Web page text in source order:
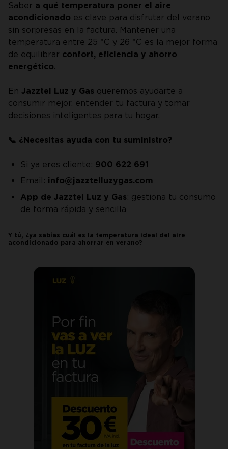
Saber a qué temperatura poner el aire
acondicionado es clave para disfrutar del verano
sin sorpresas en la factura. Mantener una
temperatura entre 25 °C y 26 °C es la mejor forma
de equilibrar confort, eficiencia y ahorro
energético.
En Jazztel Luz y Gas queremos ayudarte a
consumir mejor, entender tu factura y tomar
decisiones inteligentes para tu hogar.
📞 ¿Necesitas ayuda con tu suministro?
Si ya eres cliente: 900 622 691
Email: info@jazztelluzygas.com
App de Jazztel Luz y Gas: gestiona tu consumo
de forma rápida y sencilla
Y tú, ¿ya sabías cuál es la temperatura ideal del aire
acondicionado para ahorrar en verano?